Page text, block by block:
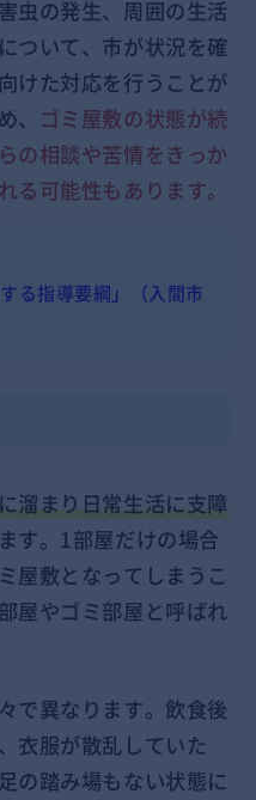
虫の発生、周囲の生活
ついて、市が状況を確
けた対応を行うことが
ゴミ屋敷の状態が続
の相談や苦情をきっか
る可能性もあります。
る指導要綱」（入間市
溜まり日常生活に支障
す。1部屋だけの場合
屋敷となってしまうこ
屋やゴミ部屋と呼ばれ
で異なります。飲食後
衣服が散乱していた
の踏み場もない状態に